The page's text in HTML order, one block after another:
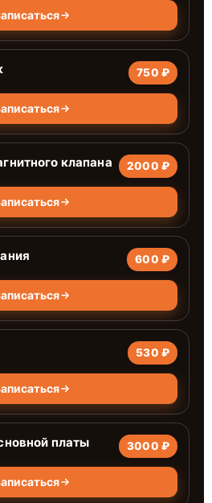
750 ₽
клапана 2000 ₽
600 ₽
530 ₽
платы 3000 ₽